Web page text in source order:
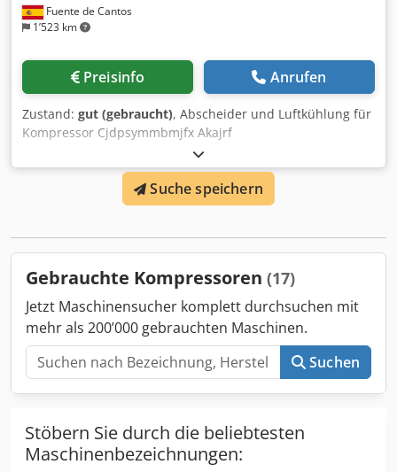
Fuente de Cantos
1’523 km
Preisinfo Anrufen
Zustand: gut (gebraucht), Abscheider und Luftkühlung für
Kompressor Cjdpsymmbmjfx Akajrf
Suche speichern
Gebrauchte Kompressoren (17)
Jetzt Maschinensucher komplett durchsuchen mit
mehr als 200’000 gebrauchten Maschinen.
Suchen
Stöbern Sie durch die beliebtesten
Maschinenbezeichnungen: